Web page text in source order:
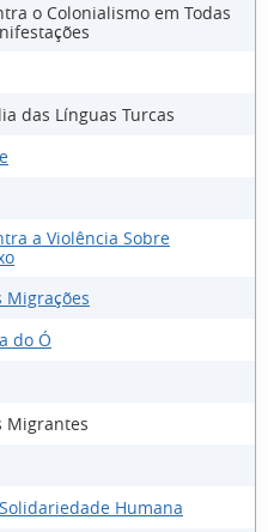
o Colonialismo em Todas
das Línguas Turcas
a Violência Sobre
Migrações
do Ó
Migrantes
Humana